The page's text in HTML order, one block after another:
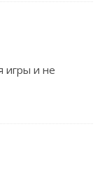
игры и не